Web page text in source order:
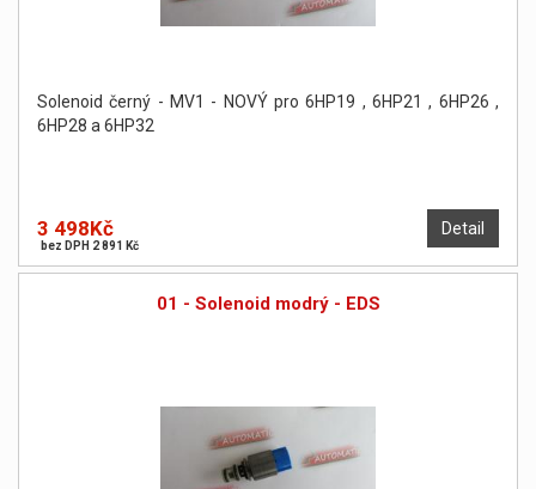
Solenoid černý - MV1 - NOVÝ pro 6HP19 , 6HP21 , 6HP26 ,
6HP28 a 6HP32
Detail
3 498Kč
bez DPH 2 891 Kč
01 - Solenoid modrý - EDS